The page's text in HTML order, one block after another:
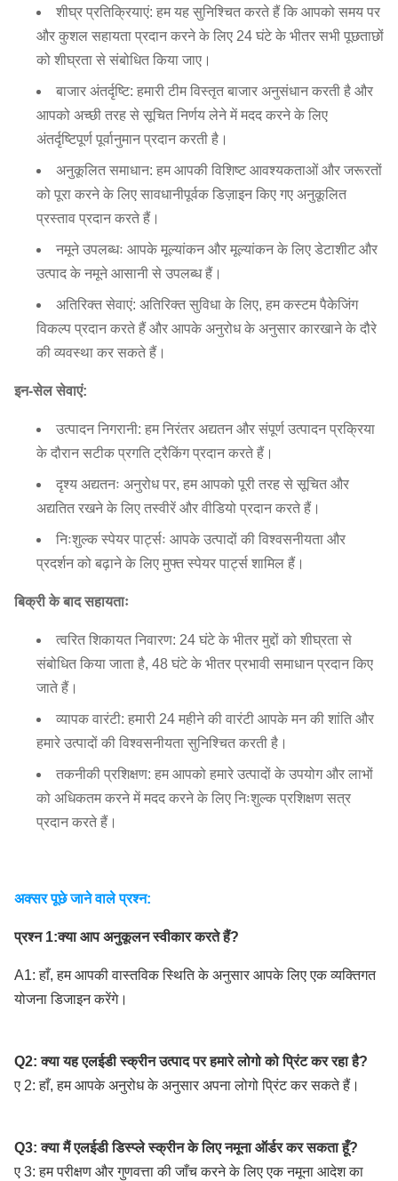
शीघ्र प्रतिक्रियाएं: हम यह सुनिश्चित करते हैं कि आपको समय पर
और कुशल सहायता प्रदान करने के लिए 24 घंटे के भीतर सभी पूछताछों
को शीघ्रता से संबोधित किया जाए।
बाजार अंतर्दृष्टि: हमारी टीम विस्तृत बाजार अनुसंधान करती है और
आपको अच्छी तरह से सूचित निर्णय लेने में मदद करने के लिए
अंतर्दृष्टिपूर्ण पूर्वानुमान प्रदान करती है।
अनुकूलित समाधान: हम आपकी विशिष्ट आवश्यकताओं और जरूरतों
को पूरा करने के लिए सावधानीपूर्वक डिज़ाइन किए गए अनुकूलित
प्रस्ताव प्रदान करते हैं।
नमूने उपलब्धः आपके मूल्यांकन और मूल्यांकन के लिए डेटाशीट और
उत्पाद के नमूने आसानी से उपलब्ध हैं।
अतिरिक्त सेवाएं: अतिरिक्त सुविधा के लिए, हम कस्टम पैकेजिंग
विकल्प प्रदान करते हैं और आपके अनुरोध के अनुसार कारखाने के दौरे
की व्यवस्था कर सकते हैं।
इन-सेल सेवाएं:
उत्पादन निगरानी: हम निरंतर अद्यतन और संपूर्ण उत्पादन प्रक्रिया
के दौरान सटीक प्रगति ट्रैकिंग प्रदान करते हैं।
दृश्य अद्यतनः अनुरोध पर, हम आपको पूरी तरह से सूचित और
अद्यतित रखने के लिए तस्वीरें और वीडियो प्रदान करते हैं।
निःशुल्क स्पेयर पार्ट्सः आपके उत्पादों की विश्वसनीयता और
प्रदर्शन को बढ़ाने के लिए मुफ्त स्पेयर पार्ट्स शामिल हैं।
बिक्री के बाद सहायताः
त्वरित शिकायत निवारण: 24 घंटे के भीतर मुद्दों को शीघ्रता से
संबोधित किया जाता है, 48 घंटे के भीतर प्रभावी समाधान प्रदान किए
जाते हैं।
व्यापक वारंटी: हमारी 24 महीने की वारंटी आपके मन की शांति और
हमारे उत्पादों की विश्वसनीयता सुनिश्चित करती है।
तकनीकी प्रशिक्षण: हम आपको हमारे उत्पादों के उपयोग और लाभों
को अधिकतम करने में मदद करने के लिए निःशुल्क प्रशिक्षण सत्र
प्रदान करते हैं।
अक्सर पूछे जाने वाले प्रश्न:
प्रश्न 1:क्या आप अनुकूलन स्वीकार करते हैं?
A1: हाँ, हम आपकी वास्तविक स्थिति के अनुसार आपके लिए एक व्यक्तिगत
योजना डिजाइन करेंगे।
Q2: क्या यह एलईडी स्क्रीन उत्पाद पर हमारे लोगो को प्रिंट कर रहा है?
ए 2: हाँ, हम आपके अनुरोध के अनुसार अपना लोगो प्रिंट कर सकते हैं।
Q3: क्या मैं एलईडी डिस्प्ले स्क्रीन के लिए नमूना ऑर्डर कर सकता हूँ?
ए 3: हम परीक्षण और गुणवत्ता की जाँच करने के लिए एक नमूना आदेश का